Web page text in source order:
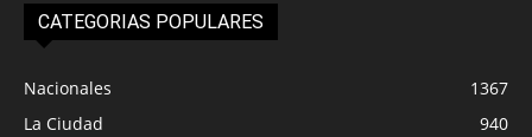
CATEGORIAS POPULARES
Nacionales
1367
La Ciudad
940